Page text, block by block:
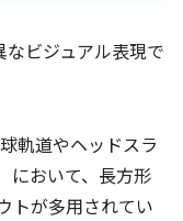
ビジュアル表現で
軌道やヘッドスラ
において、長方形
トが多用されてい